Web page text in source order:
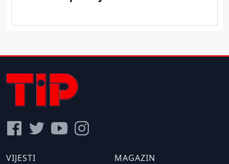
VIJESTI
MAGAZIN